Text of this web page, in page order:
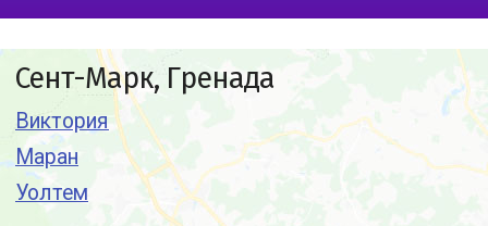
Сент-Марк, Гренада
Виктория
Маран
Уолтем